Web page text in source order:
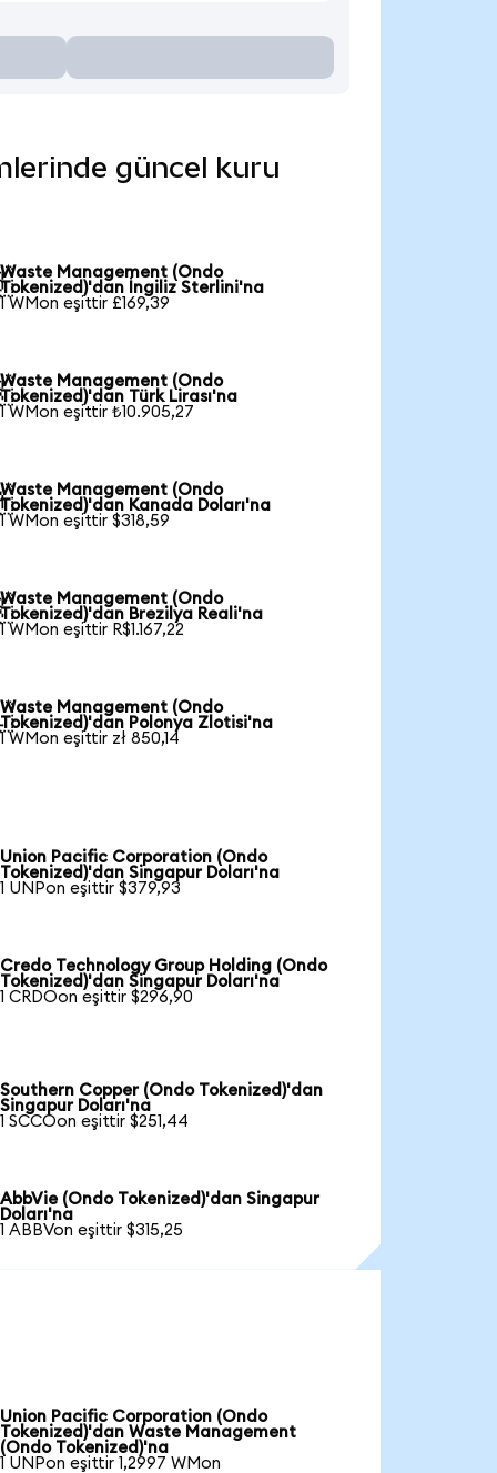
güncel kuru
Waste Management (Ondo
Tokenized)'dan İngiliz Sterlini'na
1 WMon eşittir £169,39
Waste Management (Ondo
Tokenized)'dan Türk Lirası'na
1 WMon eşittir ₺10.905,27
Waste Management (Ondo
Tokenized)'dan Kanada Doları'na
1 WMon eşittir $318,59
Waste Management (Ondo
Tokenized)'dan Brezilya Reali'na
1 WMon eşittir R$1.167,22
Waste Management (Ondo
Tokenized)'dan Polonya Zlotisi'na
1 WMon eşittir zł 850,14
Union Pacific Corporation (Ondo
Tokenized)'dan Singapur Doları'na
1 UNPon eşittir $379,93
Credo Technology Group Holding (Ondo
Tokenized)'dan Singapur Doları'na
1 CRDOon eşittir $296,90
Southern Copper (Ondo Tokenized)'dan
Singapur Doları'na
1 SCCOon eşittir $251,44
AbbVie (Ondo Tokenized)'dan Singapur
Doları'na
1 ABBVon eşittir $315,25
Union Pacific Corporation (Ondo
Tokenized)'dan Waste Management
(Ondo Tokenized)'na
1 UNPon eşittir 1,2997 WMon